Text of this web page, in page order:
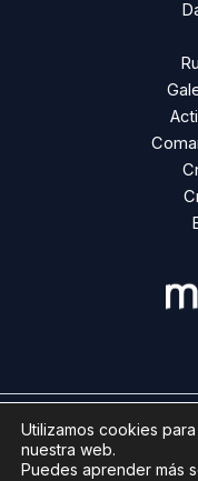
Utilizamos cookies
nuestra web.
Puedes aprender más